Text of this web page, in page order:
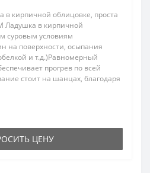
кирпичной облицовке, проста
Ладушка в кирпичной
суровым условиям
на поверхности, осыпания
и т.д.)Равномерный
прогрев по всей
стоит на шанцах, благодаря
ЦЕНУ